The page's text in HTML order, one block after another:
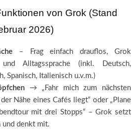
von Grok (Stand
2026)
– Frag einfach drauflos, Grok
Alltagssprache (inkl. Deutsch,
Spanisch, Italienisch u.v.m.)
→ „Fahr mich zum nächsten
Nähe eines Cafés liegt“ oder „Plane
mit drei Stopps“ – Grok setzt
und denkt mit.